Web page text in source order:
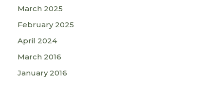
March 2025
February 2025
April 2024
March 2016
January 2016